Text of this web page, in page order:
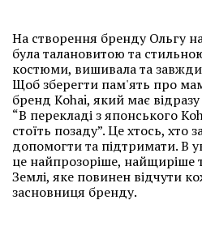
На створення бренду Ольгу
була талановитою та
костюми, вишивала та завжди
Щоб зберегти пам'ять про
бренд Kohai, який має
“В перекладі з японського
стоїть позаду”. Це хтось, хто
допомогти та підтримати. В
це найпрозоріше, найщиріше
Землі, яке повинен відчути
засновниця бренду.